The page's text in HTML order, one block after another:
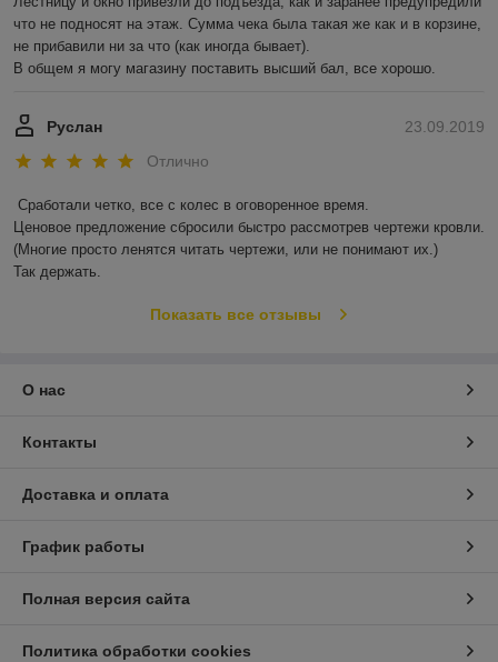
что не подносят на этаж. Сумма чека была такая же как и в корзине,
не прибавили ни за что (как иногда бывает).
В общем я могу магазину поставить высший бал, все хорошо.
23.09.2019
Руслан
Отлично
Сработали четко, все с колес в оговоренное время.
Ценовое предложение сбросили быстро рассмотрев чертежи кровли.
(Многие просто ленятся читать чертежи, или не понимают их.)
Так держать.
Показать все отзывы
О нас
Контакты
Доставка и оплата
График работы
Полная версия сайта
Политика обработки cookies